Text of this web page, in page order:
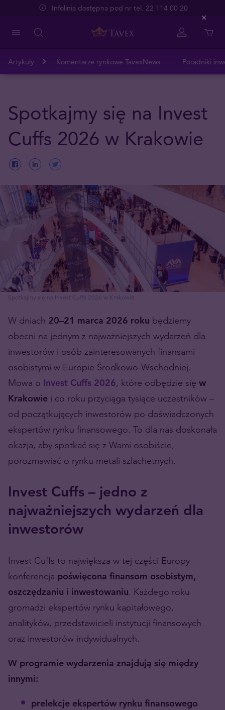
Infolinia dostępna pod nr tel. 22 114 00 20
Artykuły Komentarze rynkowe TavexNews Poradniki
Spotkajmy się na Invest
Cuffs 2026 w Krakowie
Spotkajmy się na Invest Cuffs 2026 w Krakowie
W dniach 20–21 marca 2026 roku będziemy
obecni na jednym z najważniejszych wydarzeń dla
inwestorów i osób zainteresowanych finansami
osobistymi w Europie Środkowo-Wschodniej.
Mowa o Invest Cuffs 2026, które odbędzie się w
Krakowie i co roku przyciąga tysiące uczestników –
od początkujących inwestorów po doświadczonych
ekspertów rynku finansowego. To dla nas doskonała
okazja, aby spotkać się z Wami osobiście,
porozmawiać o rynku metali szlachetnych.
Invest Cuffs – jedno z
najważniejszych wydarzeń dla
inwestorów
Invest Cuffs to największa w tej części Europy
konferencja poświęcona finansom osobistym,
oszczędzaniu i inwestowaniu. Każdego roku
gromadzi ekspertów rynku kapitałowego,
analityków, przedstawicieli instytucji finansowych
oraz inwestorów indywidualnych.
W programie wydarzenia znajdują się między
innymi:
prelekcje ekspertów rynku finansowego
Close